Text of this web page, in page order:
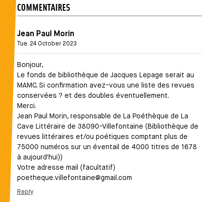
COMMENTAIRES
Jean Paul Morin
Tue. 24 October 2023
Bonjour,
Le fonds de bibliothèque de Jacques Lepage serait au
MAMC. Si confirmation avez-vous une liste des revues
conservées ? et des doubles éventuellement.
Merci.
Jean Paul Morin, responsable de La Poéthèque de La
Cave Littéraire de 38090-Villefontaine (Bibliothèque de
revues littéraires et/ou poétiques comptant plus de
75000 numéros sur un éventail de 4000 titres de 1678
à aujourd'hui))
Votre adresse mail (facultatif)
poetheque.villefontaine@gmail.com
Reply